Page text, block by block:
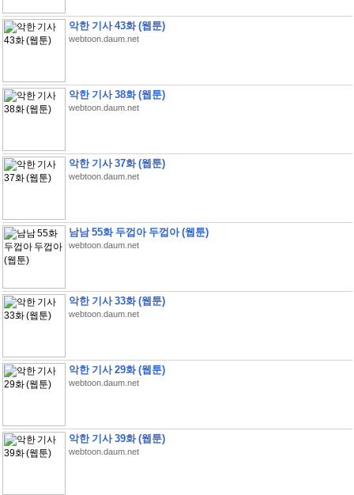
악한 기사 43화 (웹툰)
webtoon.daum.net
악한 기사 38화 (웹툰)
webtoon.daum.net
악한 기사 37화 (웹툰)
webtoon.daum.net
남남 55화 두껍아 두껍아 (웹툰)
webtoon.daum.net
악한 기사 33화 (웹툰)
webtoon.daum.net
악한 기사 29화 (웹툰)
webtoon.daum.net
악한 기사 39화 (웹툰)
webtoon.daum.net